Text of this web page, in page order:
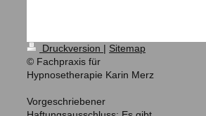
Druckversion | Sitemap
© Fachpraxis für
Hypnosetherapie Karin Merz
Vorgeschriebener